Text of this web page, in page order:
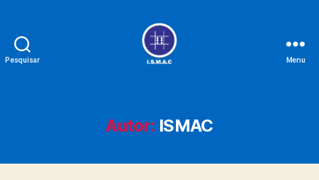
Pesquisar
Grossense
para
"Florivaldo
Menu
Autor: ISMAC